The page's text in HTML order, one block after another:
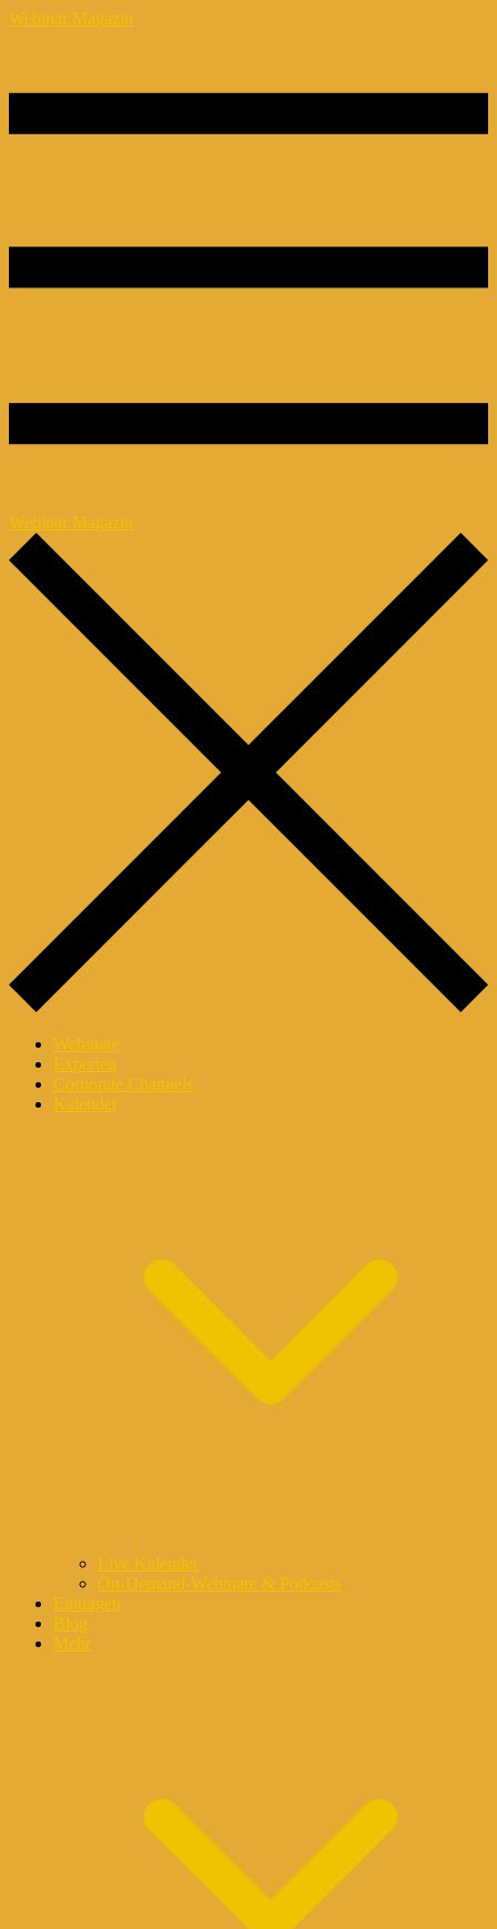
Webinar Magazin
Webinar Magazin
Webinare
Experten
Corporate Channels
Kalender
Live Kalender
On-Demand-Webinare & Podcasts
Eintragen
Blog
Mehr